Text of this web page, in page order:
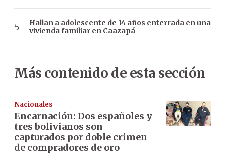
Hallan a adolescente de 14 años enterrada en una
vivienda familiar en Caazapá
Más contenido de esta sección
Nacionales
Encarnación: Dos españoles y
tres bolivianos son
capturados por doble crimen
de compradores de oro